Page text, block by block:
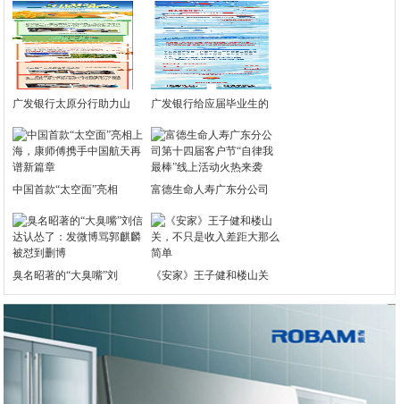
广发银行太原分行助力山 广发银行给应届毕业生的
中国首款“太空面”亮相 富德生命人寿广东分公司
臭名昭著的“大臭嘴”刘 《安家》王子健和楼山关